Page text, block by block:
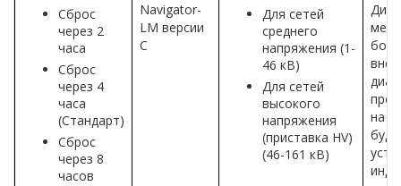
Сброс
через 2
часа
Сброс
через 4
часа
(Стандарт)
Сброс
через 8
часов
Navigator-
LM версии
C
Для сетей
среднего
напряжения (1-
46 кВ)
Для сетей
высокого
напряжения
(приставка HV)
(46-161 кВ)
на